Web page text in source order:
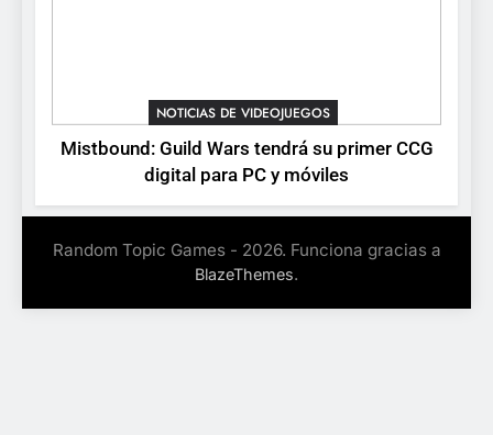
NOTICIAS DE VIDEOJUEGOS
Mistbound: Guild Wars tendrá su primer CCG
digital para PC y móviles
Random Topic Games - 2026. Funciona gracias a
BlazeThemes.